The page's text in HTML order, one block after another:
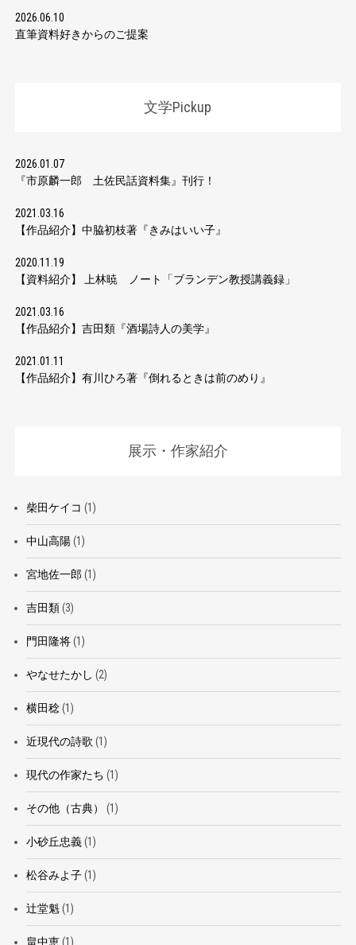
2026.06.10
直筆資料好きからのご提案
文学Pickup
2026.01.07
『市原麟一郎 土佐民話資料集』刊行！
2021.03.16
【作品紹介】中脇初枝著『きみはいい子』
2020.11.19
【資料紹介】 上林暁 ノート「ブランデン教授講義録」
2021.03.16
【作品紹介】吉田類『酒場詩人の美学』
2021.01.11
【作品紹介】有川ひろ著『倒れるときは前のめり』
展示・作家紹介
柴田ケイコ (1)
中山高陽(1)
宮地佐一郎 (1)
吉田類(3)
門田隆将(1)
やなせたかし (2)
横田稔(1)
近現代の詩歌 (1)
現代の作家たち (1)
その他（古典） (1)
小砂丘忠義(1)
松谷みよ子(1)
辻堂魁(1)
畠中恵(1)